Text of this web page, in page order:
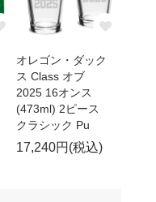
オレゴン・ダック
ス Class オブ
2025 16オンス
(473ml) 2ピース
クラシック Pu
17,240円(税込)